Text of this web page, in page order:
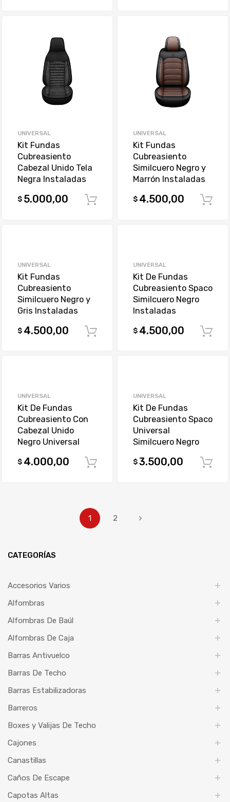
UNIVERSAL
Kit Fundas
Cubreasiento
Cabezal Unido Tela
Negra Instaladas
$ 5.000,00 Comprar
UNIVERSAL
Kit Fundas
Cubreasiento
Similcuero Negro y
Marrón Instaladas
$ 4.500,00
UNIVERSAL
Kit Fundas
Cubreasiento
Similcuero Negro y
Gris Instaladas
$ 4.500,00 Comprar
UNIVERSAL
Kit De Fundas
Cubreasiento Spaco
Similcuero Negro
Instaladas
$ 4.500,00
UNIVERSAL
Kit De Fundas
Cubreasiento Con
Cabezal Unido
Negro Universal
$ 4.000,00 Comprar
UNIVERSAL
Kit De Fundas
Cubreasiento Spaco
Universal
Similcuero Negro
$3.500,00
1 2
CATEGORÍAS
Accesorios Varios
Alfombras
Alfombras De Baúl
Alfombras De Caja
Barras Antivuelco
Barras De Techo
Barras Estabilizadoras
Barreros
Boxes y Valijas De Techo
Cajones
Canastillas
Caños De Escape
Capotas Altas